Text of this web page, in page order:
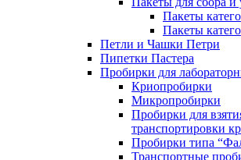
Пакеты
Пакеты
Петли и Чашки Петри
Пипетки Пастера
Пробирки для
Криопробирки
Микропробирки
Пробирки для
транспортировки
Пробирки типа
Транспортные